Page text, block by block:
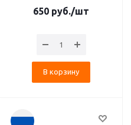
650 руб./шт
В корзину